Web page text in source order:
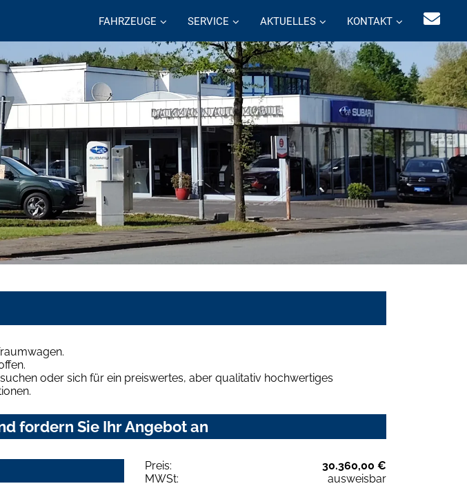
FAHRZEUGE SERVICE AKTUELLES KONTAKT
oder sich für ein preiswertes, aber qualitativ hochwertiges
fordern Sie Ihr Angebot an
Preis:
30.360,00 €
MWSt:
ausweisbar